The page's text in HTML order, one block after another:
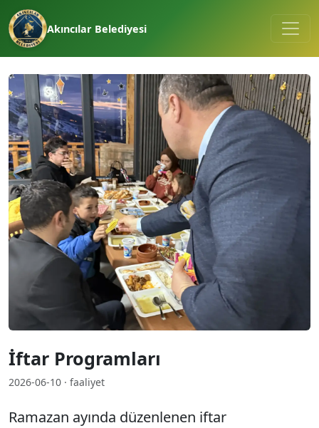
Akıncılar Belediyesi
İftar Programları
2026-06-10 · faaliyet
Ramazan ayında düzenlenen iftar